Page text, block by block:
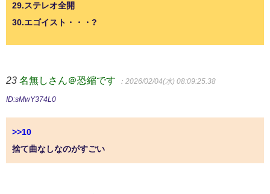
29.ステレオ全開
30.エゴイスト・・・?
23 名無しさん＠恐縮です ：2026/02/04(水) 08:09:25.38
ID:sMwY374L0
>>10
捨て曲なしなのがすごい